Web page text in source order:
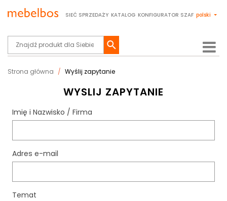
SIEĆ SPRZEDAŻY KATALOG KONFIGURATOR SZAF polski
Strona główna Wyślij zapytanie
WYSLIJ ZAPYTANIE
Imię i Nazwisko / Firma
Adres e-mail
Temat